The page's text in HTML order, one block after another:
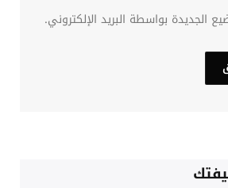
الجديدة بواسطة البريد الإلكتروني.